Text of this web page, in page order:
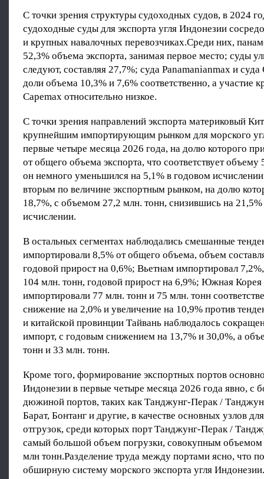
С точки зрения структуры судоходных судов, в 2024
судоходные суды для экспорта угля Индонезии
и крупных навалочных перевозчиках.Среди них,
52,3% объема экспорта, занимая первое место; суды
следуют, составляя 27,7%; суда Panamanianmax и
доли объема 10,3% и 7,6% соответственно, а участие
Capemax относительно низкое.
С точки зрения направлений экспорта материковый
крупнейшим импортирующим рынком для морского
первые четыре месяца 2026 года, на долю которого
от общего объема экспорта, что соответствует
он немного уменьшился на 5,1% в годовом
вторым по величине экспортным рынком, на долю
18,7%, с объемом 27,2 млн. тонн, снизившись на
исчислении.
В остальных сегментах наблюдались смешанные
импортировали 8,5% от общего объема, объем
годовой прирост на 0,6%; Вьетнам импортировал
104 млн. тонн, годовой прирост на 6,9%; Южная
импортировали 77 млн. тонн и 75 млн. тонн
снижение на 2,0% и увеличение на 10,9% против
и китайской провинции Тайвань наблюдалось
импорт, с годовым снижением на 13,7% и 30,0%, а
тонн и 33 млн. тонн.
Кроме того, формирование экспортных портов
Индонезии в первые четыре месяца 2026 года явно, с
дюжиной портов, таких как Танджунг-Перак /
Барат, Бонтанг и другие, в качестве основных узлов
отгрузок, среди которых порт Танджунг-Перак /
самый большой объем погрузки, совокупным объемом
млн тонн.Разделение труда между портами ясно, что
обширную систему морского экспорта угля Индонезии.